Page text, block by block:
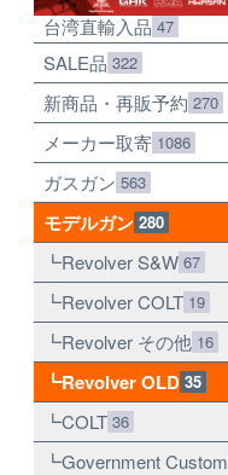
台湾直輸入品 47
SALE品 322
新商品・再販予約 270
メーカー取寄 1086
ガスガン 563
モデルガン 280
Revolver S&W 67
Revolver COLT 19
Revolver その他 16
Revolver OLD 35
COLT 36
Government Custom